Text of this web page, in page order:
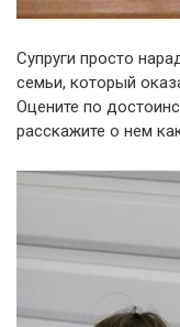
Супруги просто
семьи, который
Оцените по
расскажите о нем